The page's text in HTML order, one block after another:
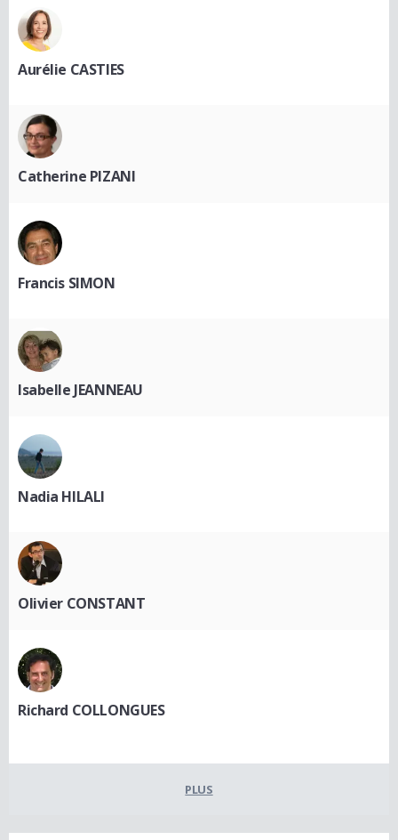
Aurélie CASTIES
Catherine PIZANI
Francis SIMON
Isabelle JEANNEAU
Nadia HILALI
Olivier CONSTANT
Richard COLLONGUES
PLUS